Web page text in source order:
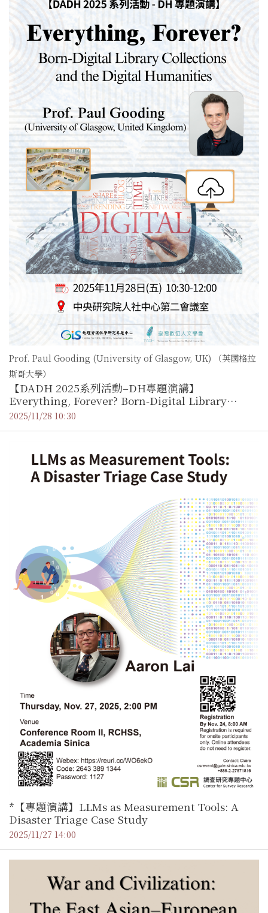
Prof. Paul Gooding (University of Glasgow, UK) （英國格拉
斯哥大學）
【DADH 2025系列活動–DH專題演講】
Everything, Forever? Born-Digital Library
Collections and the Digital Humanities
2025/11/28 10:30
*【專題演講】LLMs as Measurement Tools: A
Disaster Triage Case Study
2025/11/27 14:00